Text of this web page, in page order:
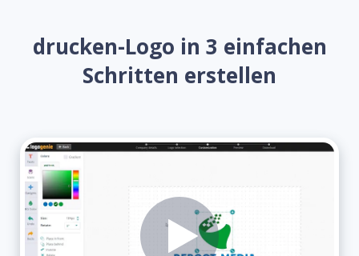
drucken-Logo in 3 einfachen
Schritten erstellen